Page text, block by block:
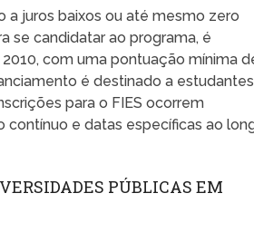
a juros baixos ou até mesmo zero
se candidatar ao programa, é
com uma pontuação mínima
é destinado a estudantes
para o FIES ocorrem
e datas específicas ao
PÚBLICAS EM